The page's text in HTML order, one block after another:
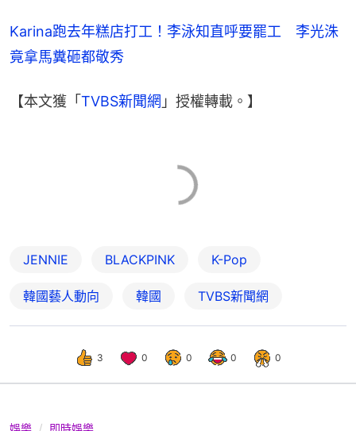
Karina跑去年糕店打工！李泳知直呼要罷工　李光洙
竟拿馬糞砸都敬秀
【本文獲「 TVBS新聞網 」授權轉載。】
JENNIE BLACKPINK K-Pop
韓國藝人動向 韓國 TVBS新聞網
3 0 0 0 0
娛樂 即時娛樂